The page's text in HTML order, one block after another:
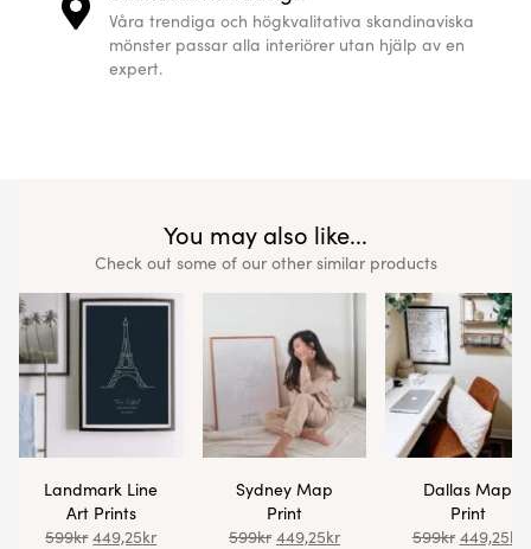
Våra trendiga och högkvalitativa skandinaviska
mönster passar alla interiörer utan hjälp av en
expert.
You may also like...
Check out some of our other similar products
Landmark Line
Art Prints
599kr 449,25kr
Sydney Map
Print
599kr 449,25kr
Dallas Map
Print
599kr 449,25kr